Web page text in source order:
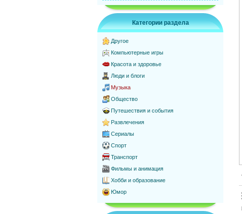
Категории раздела
Другое
Компьютерные игры
Красота и здоровье
Люди и блоги
Музыка
Общество
Путешествия и события
Развлечения
Сериалы
Спорт
Транспорт
Фильмы и анимация
Хобби и образование
Юмор